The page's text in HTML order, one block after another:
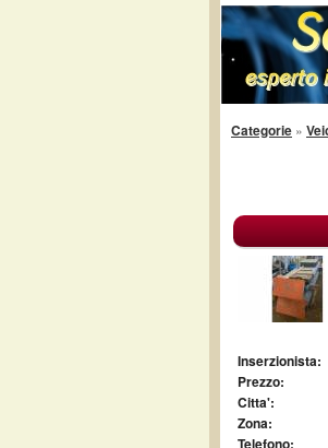
Categorie »
Inserzionista:
Prezzo:
Citta':
Zona:
Telefono: